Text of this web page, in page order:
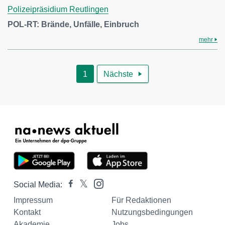
Polizeipräsidium Reutlingen
POL-RT: Brände, Unfälle, Einbruch
mehr
1 Nächste 
Social Media:
Impressum
Für Redaktionen
Kontakt
Nutzungsbedingungen